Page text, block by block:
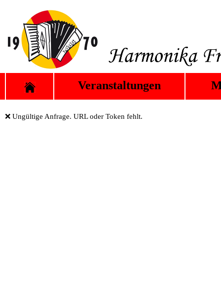
Veranstaltungen
❌ Ungültige Anfrage. URL oder Token fehlt.